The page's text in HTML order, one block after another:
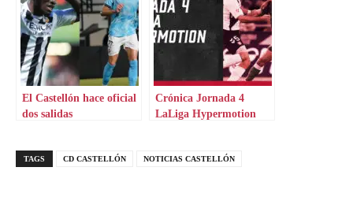
El Castellón hace oficial
dos salidas
Crónica Jornada 4
LaLiga Hypermotion
TAGS CD CASTELLÓN NOTICIAS CASTELLÓN